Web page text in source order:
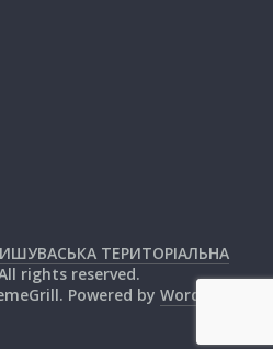
ТЕРИТОРІАЛЬНА
rights reserved.
Powered by WordPress